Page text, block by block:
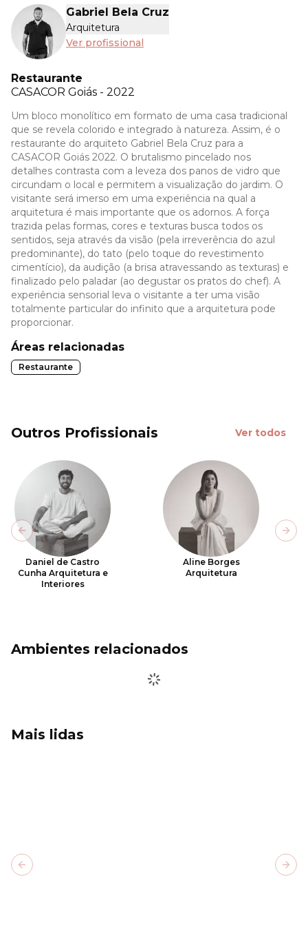
Gabriel Bela Cruz
Arquitetura
Ver profissional
Restaurante
CASACOR Goiás - 2022
Um bloco monolítico em formato de uma casa tradicional
que se revela colorido e integrado à natureza. Assim, é o
restaurante do arquiteto Gabriel Bela Cruz para a
CASACOR Goiás 2022. O brutalismo pincelado nos
detalhes contrasta com a leveza dos panos de vidro que
circundam o local e permitem a visualização do jardim. O
visitante será imerso em uma experiência na qual a
arquitetura é mais importante que os adornos. A força
trazida pelas formas, cores e texturas busca todos os
sentidos, seja através da visão (pela irreverência do azul
predominante), do tato (pelo toque do revestimento
cimentício), da audição (a brisa atravessando as texturas) e
finalizado pelo paladar (ao degustar os pratos do chef). A
experiência sensorial leva o visitante a ter uma visão
totalmente particular do infinito que a arquitetura pode
proporcionar.
Áreas relacionadas
Restaurante
Outros Profissionais Ver todos
Daniel de Castro
Cunha Arquitetura e
Interiores
Aline Borges
Arquitetura
Previous slide
Ambientes relacionados
Mais lidas
Previous slide